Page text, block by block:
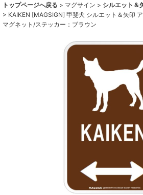
トップページへ戻る > マグサイン > シルエット＆
> KAIKEN [MAGSIGN] 甲斐犬 シルエット＆矢印
マグネット/ステッカー：ブラウン